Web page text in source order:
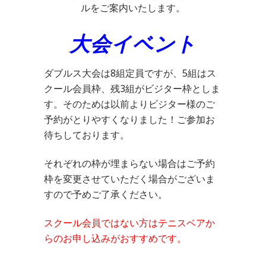
ルをご案内いたします。
大会イベント
ダブルス大会は8組定員ですが、5組はス
クール会員枠、残3組がビジター枠としま
す。そのためは以前よりビジター様のご
予約がとりやすくなりました！ご参加お
待ちしております。
それぞれの枠が埋まらない場合はご予約
枠を変更させていただく場合がございま
すので予めご了承ください。
スクール会員ではない方はテニスベアか
らのお申し込みがおすすめです。